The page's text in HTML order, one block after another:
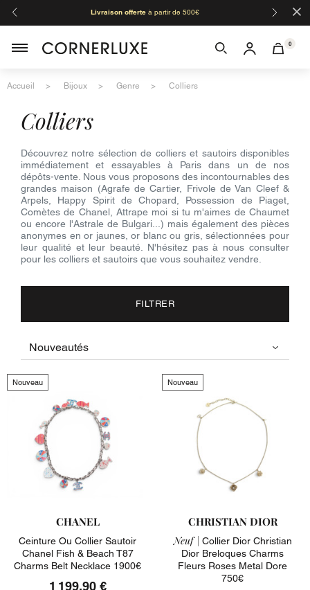
Livraison offerteà partir de 500€ ×
0
Accueil Bijoux Genre Colliers
colliers
Découvrez notre sélection de colliers et sautoirs disponibles
immédiatement et essayables à Paris dans un de nos
dépôts-vente. Nous vous proposons des incontournables des
grandes maison (Agrafe de Cartier, Frivole de Van Cleef &
Arpels, Happy Spirit de Chopard, Possession de Piaget,
Comètes de Chanel, Attrape moi si tu m'aimes de Chaumet
ou encore l'Astrale de Bulgari...) mais également des pièces
anonymes en or jaunes, or blanc ou gris, sélectionnées pour
leur qualité et leur beauté. N'hésitez pas à nous consulter
pour les colliers et sautoirs que vous souhaitez vendre.
FILTRER
Nouveau
CHANEL
Ceinture Ou Collier Sautoir
Chanel Fish & Beach T87
Charms Belt Necklace 1900€
1 199,90 €
Nouveau
CHRISTIAN DIOR
Neuf | Collier Dior Christian
Dior Breloques Charms
Fleurs Roses Metal Dore
750€